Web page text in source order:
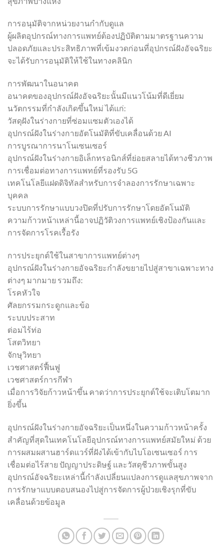
การอนุมัติจากหน่วยงานกำกับดูแล
ผู้ผลิตอุปกรณ์ทางการแพทย์ต้องปฏิบัติตามมาตรฐานความ
ปลอดภัยและประสิทธิภาพที่เข้มงวดก่อนที่อุปกรณ์ฝังอัจฉริยะ
จะได้รับการอนุมัติให้ใช้ในทางคลินิก
การพัฒนาในอนาคต
อนาคตของอุปกรณ์ฝังอัจฉริยะนั้นมีแนวโน้มที่ดีเยี่ยม
นวัตกรรมที่กำลังเกิดขึ้นใหม่ ได้แก่:
วัสดุฝังในร่างกายที่ซ่อมแซมตัวเองได้
อุปกรณ์ฝังในร่างกายอัตโนมัติที่ขับเคลื่อนด้วย AI
การบูรณาการนาโนเซนเซอร์
อุปกรณ์ฝังในร่างกายอิเล็กทรอนิกส์ที่ย่อยสลายได้ทางชีวภาพ
การเชื่อมต่อทางการแพทย์ที่รองรับ 5G
เทคโนโลยีแฝดดิจิทัลสำหรับการจำลองการรักษาเฉพาะ
บุคคล
ระบบการรักษาแบบวงปิดที่ปรับการรักษาโดยอัตโนมัติ
ความก้าวหน้าเหล่านี้อาจปฏิวัติวงการแพทย์เชิงป้องกันและ
การจัดการโรคเรื้อรัง
การประยุกต์ใช้ในสาขาการแพทย์ต่างๆ
อุปกรณ์ฝังในร่างกายอัจฉริยะกำลังขยายไปสู่สาขาเฉพาะทาง
ต่างๆ มากมาย รวมถึง:
โรคหัวใจ
ศัลยกรรมกระดูกและข้อ
ระบบประสาท
ต่อมไร้ท่อ
โสตวิทยา
จักษุวิทยา
เวชศาสตร์ฟื้นฟู
เวชศาสตร์การกีฬา
เมื่อการวิจัยก้าวหน้าขึ้น คาดว่าการประยุกต์ใช้จะเติบโตมาก
ยิ่งขึ้น
อุปกรณ์ฝังในร่างกายอัจฉริยะเป็นหนึ่งในความก้าวหน้าครั้ง
สำคัญที่สุดในเทคโนโลยีอุปกรณ์ทางการแพทย์สมัยใหม่ ด้วย
การผสมผสานฮาร์ดแวร์ที่ฝังได้เข้ากับไบโอเซนเซอร์ การ
เชื่อมต่อไร้สาย ปัญญาประดิษฐ์ และวัสดุชีวภาพขั้นสูง
อุปกรณ์อัจฉริยะเหล่านี้กำลังเปลี่ยนแปลงการดูแลสุขภาพจาก
การรักษาแบบตอบสนองไปสู่การจัดการผู้ป่วยเชิงรุกที่ขับ
เคลื่อนด้วยข้อมูล